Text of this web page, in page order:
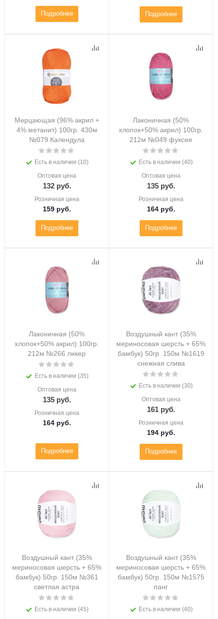
Подробнее Подробнее
Мерцающая (96% акрил +
4% метанит) 100гр. 430м
№079 Календула
Есть в наличии (10)
Оптовая цена
132руб.
Розничная цена
159руб.
Подробнее
Лаконичная (50%
хлопок+50% акрил) 100гр.
212м №049 фуксия
Есть в наличии (40)
Оптовая цена
135руб.
Розничная цена
164руб.
Подробнее
Лаконичная (50%
хлопок+50% акрил) 100гр.
212м №266 ликер
Есть в наличии (35)
Оптовая цена
135руб.
Розничная цена
164руб.
Подробнее
Воздушный кант (35%
мериносовая шерсть + 65%
бамбук) 50гр. 150м №1619
снежная слива
Есть в наличии (30)
Оптовая цена
161руб.
Розничная цена
194руб.
Подробнее
Воздушный кант (35%
мериносовая шерсть + 65%
бамбук) 50гр. 150м №361
светлая астра
Есть в наличии (45)
Воздушный кант (35%
мериносовая шерсть + 65%
бамбук) 50гр. 150м №1575
панг
Есть в наличии (40)